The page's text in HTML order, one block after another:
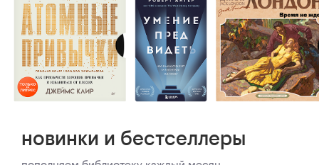
новинки и бестселлеры